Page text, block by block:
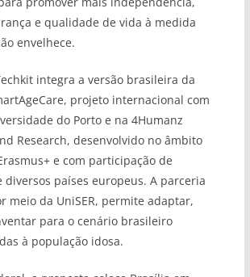
e qualidade de vida à medida
envelhece.
integra a versão brasileira da
projeto internacional com
do Porto e na 4Humanz
Research, desenvolvido no âmbito
e com participação de
diversos países europeus. A parceria
meio da UniSER, permite adaptar,
para o cenário brasileiro
à população idosa.